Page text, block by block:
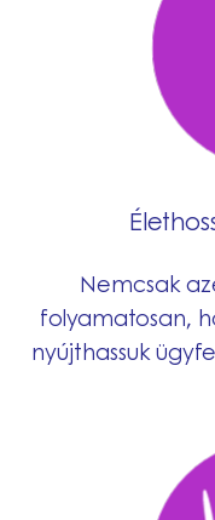
Nemcsak
folyamatosan,
nyújthassuk